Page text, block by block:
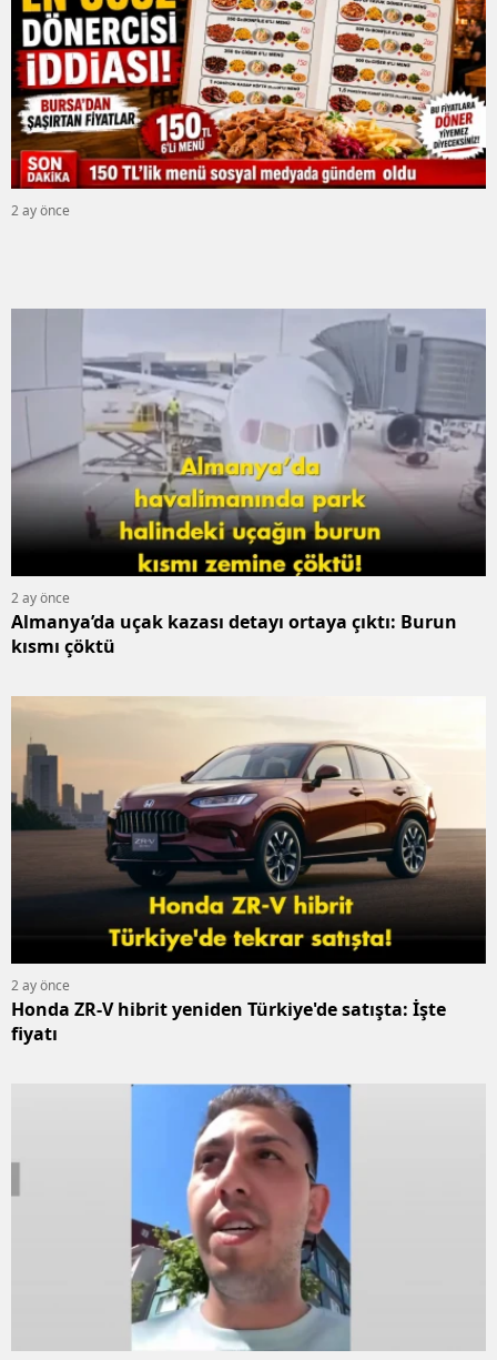
2 ay önce
2 ay önce
Almanya’da uçak kazası detayı ortaya çıktı: Burun
kısmı çöktü
2 ay önce
Honda ZR-V hibrit yeniden Türkiye'de satışta: İşte
fiyatı